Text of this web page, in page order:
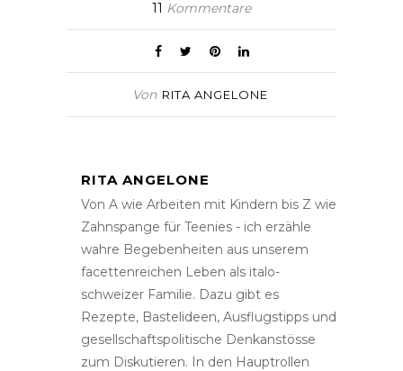
11 Kommentare
Von RITA ANGELONE
RITA ANGELONE
Von A wie Arbeiten mit Kindern bis Z wie
Zahnspange für Teenies - ich erzähle
wahre Begebenheiten aus unserem
facettenreichen Leben als italo-
schweizer Familie. Dazu gibt es
Rezepte, Bastelideen, Ausflugstipps und
gesellschaftspolitische Denkanstösse
zum Diskutieren. In den Hauptrollen